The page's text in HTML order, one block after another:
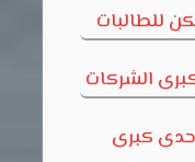
للطالبات
الشركات
كبرى